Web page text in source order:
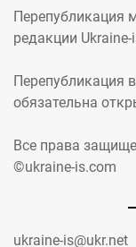
Перепубликация
редакции Ukraine-
Перепубликация
обязательна
Все права
©ukraine-is.com
ukraine-is@ukr.net